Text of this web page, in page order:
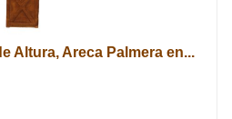
Altura, Areca Palmera en...